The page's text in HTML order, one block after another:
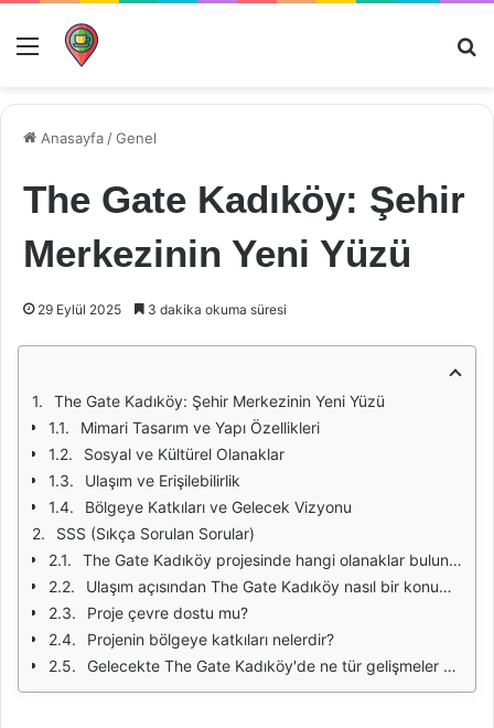
Menü
Anasayfa /Genel
The Gate Kadıköy: Şehir
Merkezinin Yeni Yüzü
29 Eylül 2025 3 dakika okuma süresi
The Gate Kadıköy: Şehir Merkezinin Yeni Yüzü
Mimari Tasarım ve Yapı Özellikleri
Sosyal ve Kültürel Olanaklar
Ulaşım ve Erişilebilirlik
Bölgeye Katkıları ve Gelecek Vizyonu
SSS (Sıkça Sorulan Sorular)
The Gate Kadıköy projesinde hangi olanaklar bulunmaktadır?
Ulaşım açısından The Gate Kadıköy nasıl bir konumda yer alıyor?
Proje çevre dostu mu?
Projenin bölgeye katkıları nelerdir?
Gelecekte The Gate Kadıköy'de ne tür gelişmeler bekleniyor?